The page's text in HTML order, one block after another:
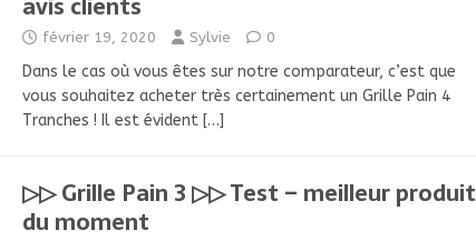
février 19, 2020 Sylvie 0
Dans le cas où vous êtes sur notre comparateur, c’est que
vous souhaitez acheter très certainement un Grille Pain 4
Tranches ! Il est évident […]
▷▷ Grille Pain 3 ▷▷ Test – meilleur produit
du moment